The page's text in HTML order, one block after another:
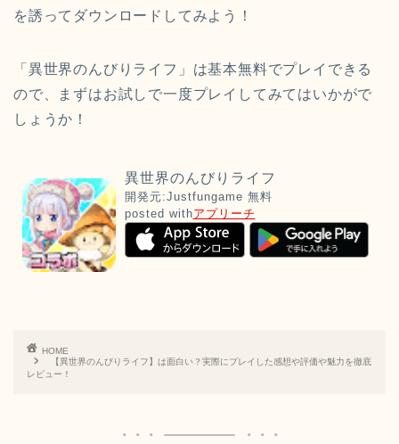
を誘ってダウンロードしてみよう！
「異世界のんびりライフ」は基本無料でプレイできる
ので、まずはお試しで一度プレイしてみてはいかがで
しょうか！
異世界のんびりライフ
開発元:Justfungame 無料
posted withアプリーチ
HOME
【異世界のんびりライフ】は面白い？実際にプレイした感想や評価や魅力を徹底
レビュー！